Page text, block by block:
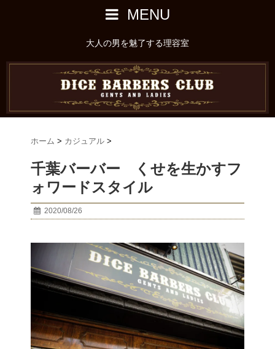
MENU
大人の男を魅了する理容室
ホーム > カジュアル >
千葉バーバー くせを生かすフ
ォワードスタイル
2020/08/26